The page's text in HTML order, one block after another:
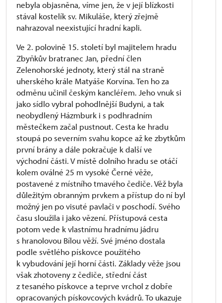
nebyla objasněna, víme jen, že v její blízkosti
stával kostelík sv. Mikuláše, který zřejmě
nahrazoval neexistující hradní kapli.
Ve 2. polovině 15. století byl majitelem hradu
Zbyňkův bratranec Jan, přední člen
Zelenohorské jednoty, který stál na straně
uherského krále Matyáše Korvína. Ten ho za
odměnu učinil českým kancléřem. Jeho vnuk si
jako sídlo vybral pohodlnější Budyni, a tak
neobydlený Házmburk i s podhradním
městečkem začal pustnout. Cesta ke hradu
stoupá po severním svahu kopce až ke zbytkům
první brány a dále pokračuje k další ve
východní části. V místě dolního hradu se otáčí
kolem oválné 25 m vysoké Černé věže,
postavené z místního tmavého čediče. Věž byla
důležitým obranným prvkem a přístup do ní byl
možný jen po visuté pavlači v poschodí. Svého
času sloužila i jako vězení. Přístupová cesta
potom vede k vlastnímu hradnímu jádru
s hranolovou Bílou věží. Své jméno dostala
podle světlého pískovce použitého
k vybudování její horní části. Základy věže jsou
však zhotoveny z čediče, střední část
z tesaného pískovce a teprve vrchol z dobře
opracovaných pískovcových kvádrů. To ukazuje